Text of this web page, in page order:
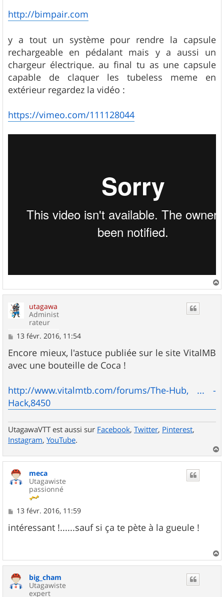
http://bimpair.com
y a tout un système pour rendre la capsule
rechargeable en pédalant mais y a aussi un
chargeur électrique. au final tu as une capsule
capable de claquer les tubeless meme en
extérieur regardez la vidéo :
https://vimeo.com/111128044
a
utagawa
Administ
rateur
M
s
s
a
13 févr. 2016, 11:54
Encore mieux, l'astuce publiée sur le site VitalMB
avec une bouteille de Coca !
http://www.vitalmtb.com/forums/The-Hub, ... -
Hack,8450
UtagawaVTT est aussi sur Facebook, Twitter, Pinterest,
Instagram, YouTube.
a
u
meca
Utagawiste
passionné
M
s
s
e
13 févr. 2016, 11:59
intéressant !......sauf si ça te pète à la gueule !
a
big_cham
Utagawiste
expert